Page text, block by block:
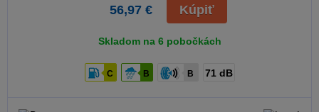
56,97 € Kúpiť
Skladom na 6 pobočkách
C B B 71 dB